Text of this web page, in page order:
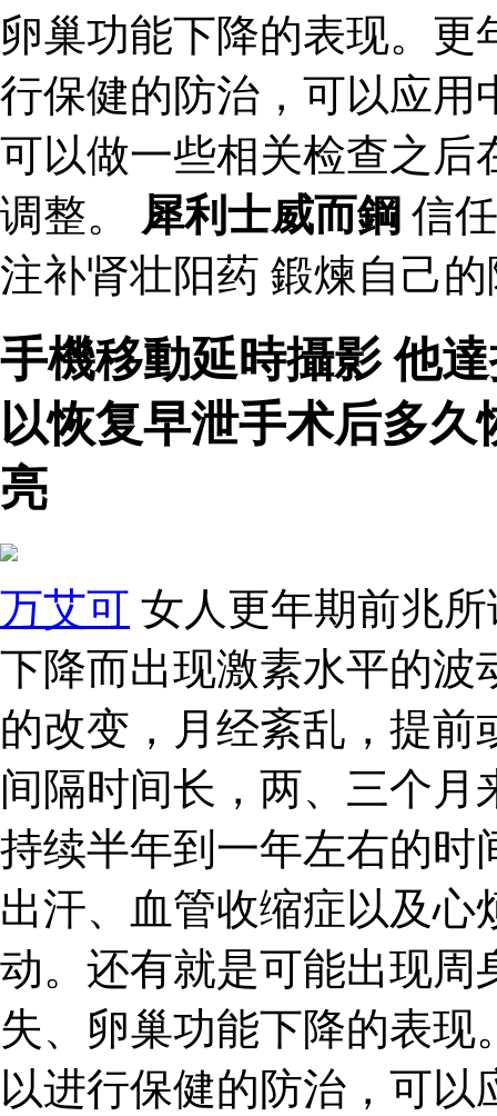
卵巢功能下降的表现。
行保健的防治，可以应用
可以做一些相关检查之后
调整。 犀利士威而鋼 信
注补肾壮阳药 鍛煉自己
手機移動延時攝影 他
以恢复早泄手术后多
亮
万艾可 女人更年期前兆
下降而出现激素水平的波
的改变，月经紊乱，提
间隔时间长，两、三个
持续半年到一年左右的时
出汗、血管收缩症以及
动。还有就是可能出现周
失、卵巢功能下降的表
以进行保健的防治，可